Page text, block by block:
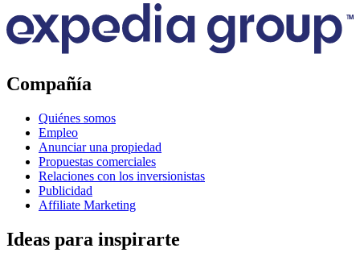
Compañía
Quiénes somos
Empleo
Anunciar una propiedad
Propuestas comerciales
Relaciones con los inversionistas
Publicidad
Affiliate Marketing
Ideas para inspirarte